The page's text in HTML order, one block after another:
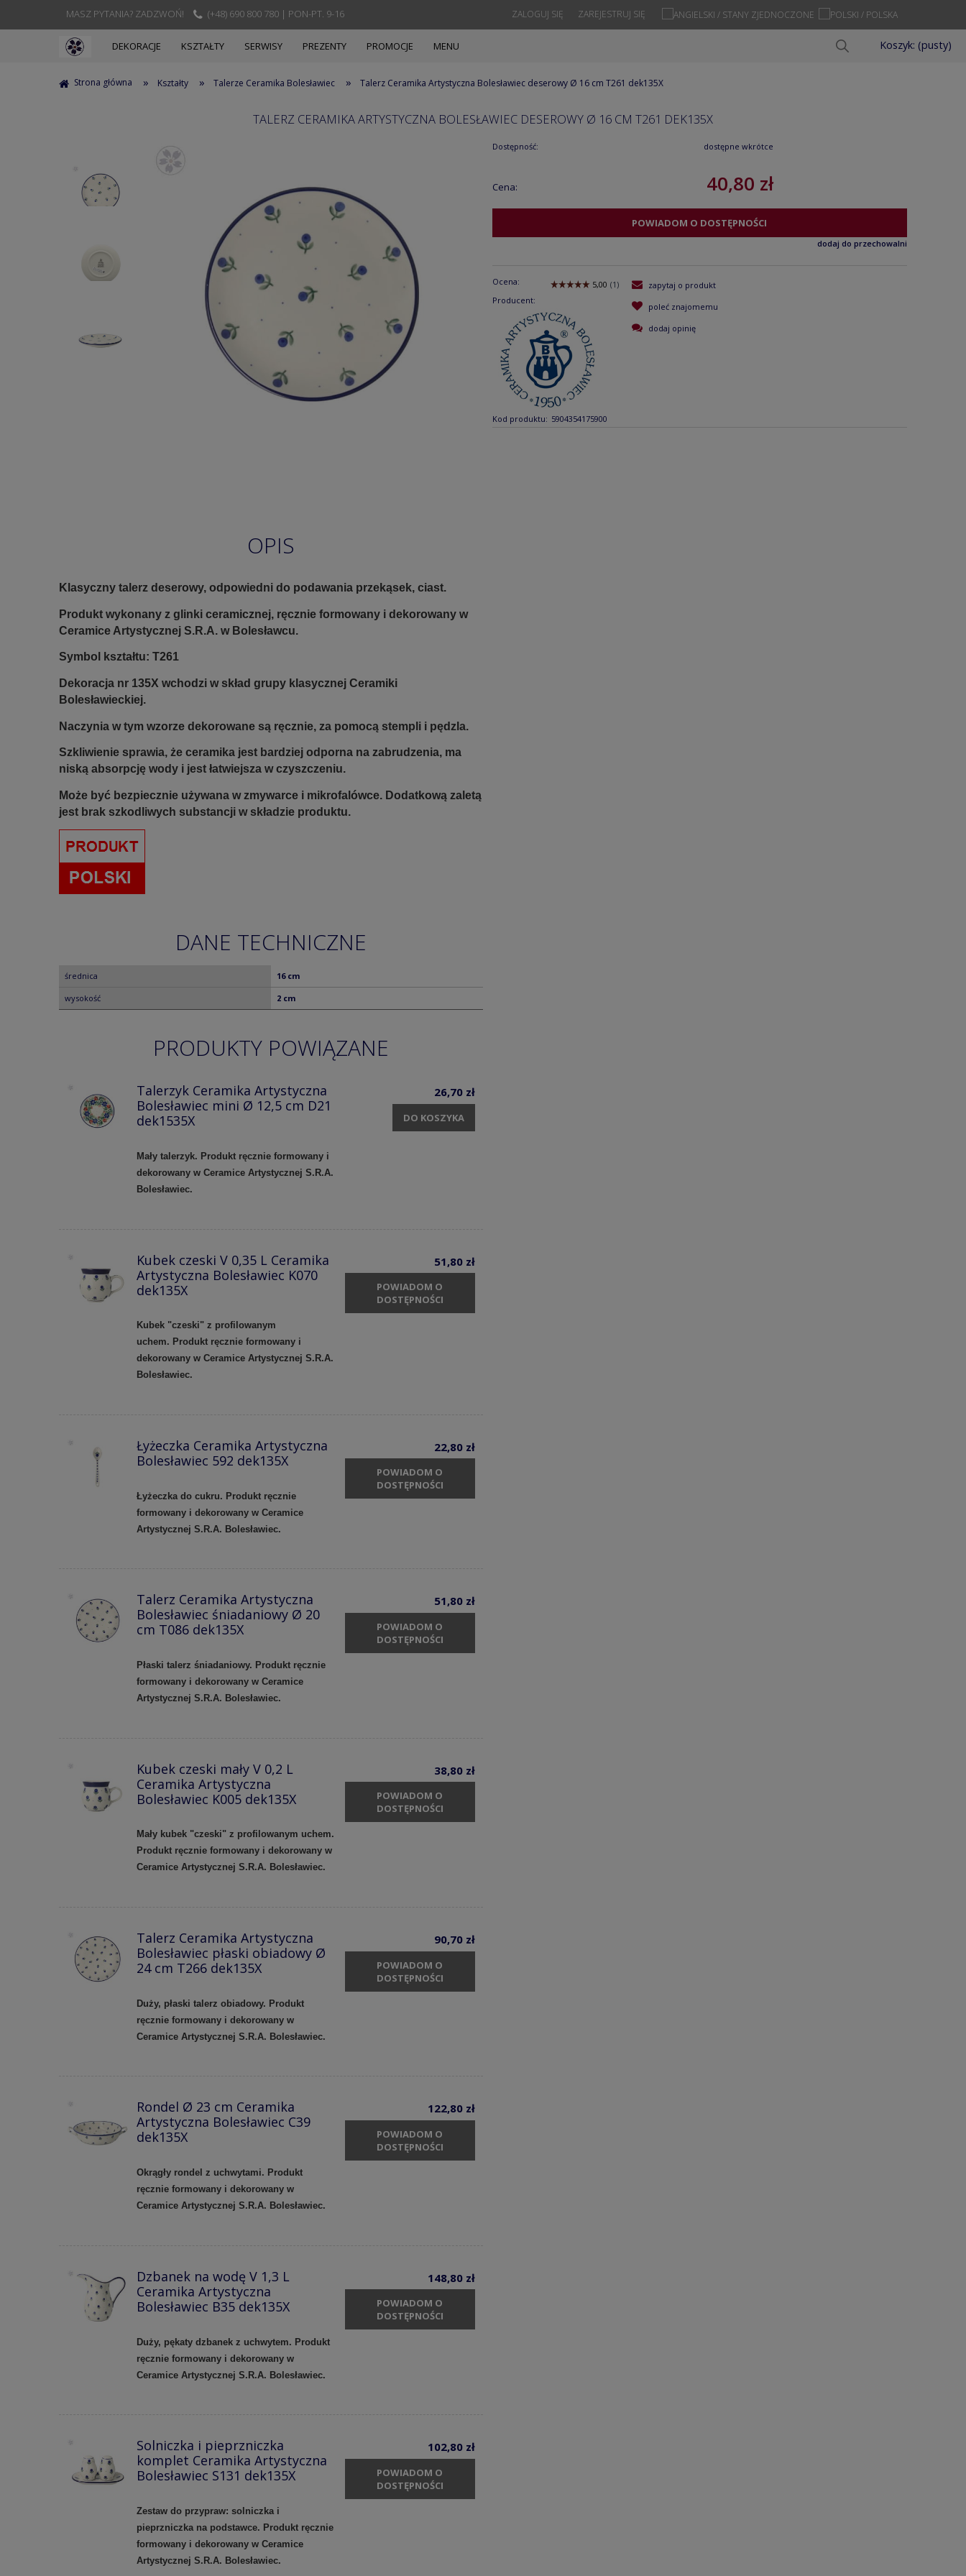
MASZ PYTANIA? ZADZWOŃ! (+48) 690 800 780 | PON-PT. 9-16 ZAREJESTRUJ SIĘ
ZALOGUJ SIĘ
Koszyk: (pusty)
DEKORACJE KSZTAŁTY SERWISY PREZENTY PROMOCJE MENU
Strona główna » Kształty » Talerze Ceramika Bolesławiec » Talerz Ceramika Artystyczna Bolesławiec deserowy Ø 16 cm T261 dek135X
TALERZ CERAMIKA ARTYSTYCZNA BOLESŁAWIEC DESEROWY Ø 16 CM T261 DEK135X
Dostępność: dostępne wkrótce
Cena: 40,80 zł
POWIADOM O DOSTĘPNOŚCI
dodaj do przechowalni
Ocena:
Producent:
Kod produktu: 5904354175900
zapytaj o produkt
poleć znajomemu
dodaj opinię
OPIS
Klasyczny talerz deserowy, odpowiedni do podawania przekąsek, ciast.
Produkt wykonany z glinki ceramicznej, ręcznie formowany i dekorowany w
Ceramice Artystycznej S.R.A. w Bolesławcu.
Symbol kształtu: T261
Dekoracja nr 135X wchodzi w skład grupy klasycznej Ceramiki
Bolesławieckiej.
Naczynia w tym wzorze dekorowane są ręcznie, za pomocą stempli i pędzla.
Szkliwienie sprawia, że ceramika jest bardziej odporna na zabrudzenia, ma
niską absorpcję wody i jest łatwiejsza w czyszczeniu.
Może być bezpiecznie używana w zmywarce i mikrofalówce. Dodatkową zaletą
jest brak szkodliwych substancji w składzie produktu.
DANE TECHNICZNE
średnica 16 cm
wysokość 2 cm
PRODUKTY POWIĄZANE
Talerzyk Ceramika Artystyczna
Bolesławiec mini Ø 12,5 cm D21
dek1535X
Mały talerzyk. Produkt ręcznie formowany i
dekorowany w Ceramice Artystycznej S.R.A.
Bolesławiec.
26,70 zł
DO KOSZYKA
Kubek czeski V 0,35 L Ceramika
Artystyczna Bolesławiec K070
dek135X
Kubek "czeski" z profilowanym
uchem. Produkt ręcznie formowany i
dekorowany w Ceramice Artystycznej S.R.A.
Bolesławiec.
51,80 zł
POWIADOM O
DOSTĘPNOŚCI
Łyżeczka Ceramika Artystyczna
Bolesławiec 592 dek135X
Łyżeczka do cukru. Produkt ręcznie
formowany i dekorowany w Ceramice
Artystycznej S.R.A. Bolesławiec.
22,80 zł
POWIADOM O
DOSTĘPNOŚCI
Talerz Ceramika Artystyczna
Bolesławiec śniadaniowy Ø 20
cm T086 dek135X
Płaski talerz śniadaniowy. Produkt ręcznie
formowany i dekorowany w Ceramice
Artystycznej S.R.A. Bolesławiec.
51,80 zł
POWIADOM O
DOSTĘPNOŚCI
Kubek czeski mały V 0,2 L
Ceramika Artystyczna
Bolesławiec K005 dek135X
Mały kubek "czeski" z profilowanym uchem.
Produkt ręcznie formowany i dekorowany w
Ceramice Artystycznej S.R.A. Bolesławiec.
38,80 zł
POWIADOM O
DOSTĘPNOŚCI
Talerz Ceramika Artystyczna
Bolesławiec płaski obiadowy Ø
24 cm T266 dek135X
Duży, płaski talerz obiadowy. Produkt
ręcznie formowany i dekorowany w
Ceramice Artystycznej S.R.A. Bolesławiec.
90,70 zł
POWIADOM O
DOSTĘPNOŚCI
Rondel Ø 23 cm Ceramika
Artystyczna Bolesławiec C39
dek135X
Okrągły rondel z uchwytami. Produkt
ręcznie formowany i dekorowany w
Ceramice Artystycznej S.R.A. Bolesławiec.
122,80 zł
POWIADOM O
DOSTĘPNOŚCI
Dzbanek na wodę V 1,3 L
Ceramika Artystyczna
Bolesławiec B35 dek135X
Duży, pękaty dzbanek z uchwytem. Produkt
ręcznie formowany i dekorowany w
Ceramice Artystycznej S.R.A. Bolesławiec.
148,80 zł
POWIADOM O
DOSTĘPNOŚCI
Solniczka i pieprzniczka
komplet Ceramika Artystyczna
Bolesławiec S131 dek135X
Zestaw do przypraw: solniczka i
pieprzniczka na podstawce. Produkt ręcznie
formowany i dekorowany w Ceramice
Artystycznej S.R.A. Bolesławiec.
102,80 zł
POWIADOM O
DOSTĘPNOŚCI